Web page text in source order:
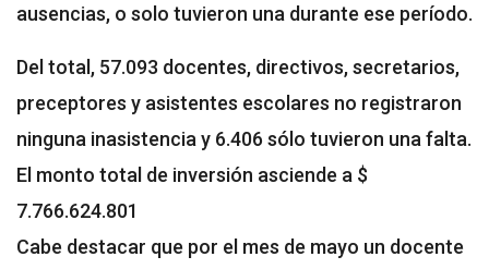
ausencias, o solo tuvieron una durante ese período.
Del total, 57.093 docentes, directivos, secretarios,
preceptores y asistentes escolares no registraron
ninguna inasistencia y 6.406 sólo tuvieron una falta.
El monto total de inversión asciende a $
7.766.624.801
Cabe destacar que por el mes de mayo un docente